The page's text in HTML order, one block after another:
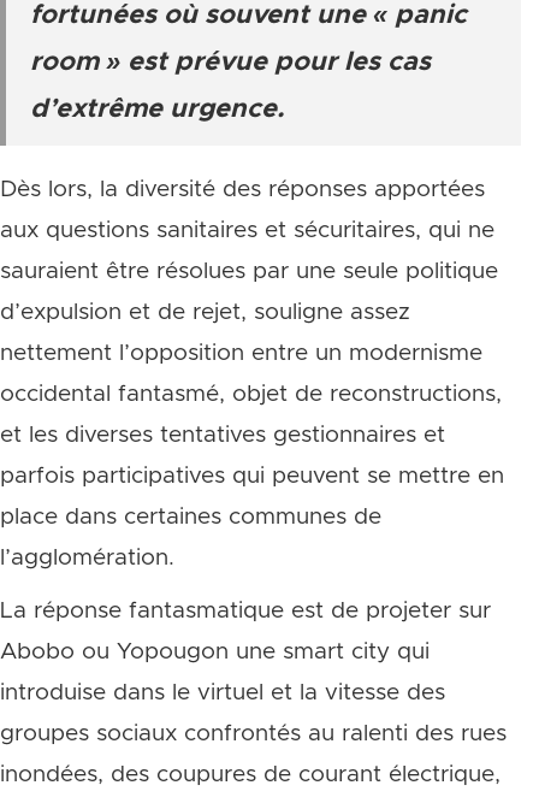
fortunées où souvent une « panic
room » est prévue pour les cas
d’extrême urgence.
Dès lors, la diversité des réponses apportées
aux questions sanitaires et sécuritaires, qui ne
sauraient être résolues par une seule politique
d’expulsion et de rejet, souligne assez
nettement l’opposition entre un modernisme
occidental fantasmé, objet de reconstructions,
et les diverses tentatives gestionnaires et
parfois participatives qui peuvent se mettre en
place dans certaines communes de
l’agglomération.
La réponse fantasmatique est de projeter sur
Abobo ou Yopougon une smart city qui
introduise dans le virtuel et la vitesse des
groupes sociaux confrontés au ralenti des rues
inondées, des coupures de courant électrique,